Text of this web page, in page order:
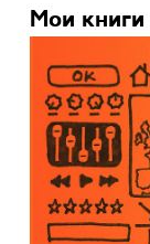
Мои книги